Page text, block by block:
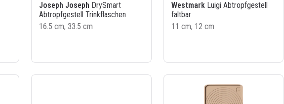
Joseph Joseph DrySmart
Abtropfgestell Trinkflaschen
16.5 cm, 33.5 cm
WestmarkLuigi Abtropfgestell
faltbar
11 cm, 12 cm